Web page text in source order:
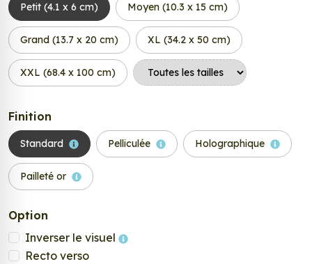
Petit (4.1 x 6 cm) Moyen (10.3 x 15 cm)
Grand (13.7 x 20 cm) XL (34.2 x 50 cm)
XXL (68.4 x 100 cm)
Finition
Standard Pelliculée Holographique
Pailleté or
Option
Inverser le visuel
Recto verso